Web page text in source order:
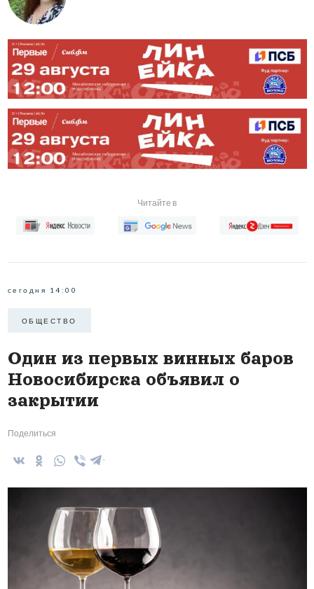
Читайте в
сегодня 14:00
ОБЩЕСТВО
Один из первых винных баров
Новосибирска объявил о
закрытии
Поделиться